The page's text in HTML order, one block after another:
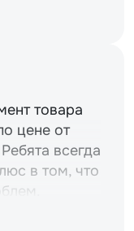
товара
цене от
всегда
в том, что